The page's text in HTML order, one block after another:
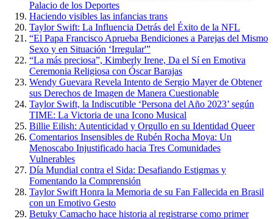
Palacio de los Deportes
Haciendo visibles las infancias trans
Taylor Swift: La Influencia Detrás del Éxito de la NFL
“El Papa Francisco Aprueba Bendiciones a Parejas del Mismo
Sexo y en Situación ‘Irregular'”
“La más preciosa”, Kimberly Irene, Da el Sí en Emotiva
Ceremonia Religiosa con Óscar Barajas
Wendy Guevara Revela Intento de Sergio Mayer de Obtener
sus Derechos de Imagen de Manera Cuestionable
Taylor Swift, la Indiscutible ‘Persona del Año 2023’ según
TIME: La Victoria de una Icono Musical
Billie Eilish: Autenticidad y Orgullo en su Identidad Queer
Comentarios Insensibles de Rubén Rocha Moya: Un
Menoscabo Injustificado hacia Tres Comunidades
Vulnerables
Día Mundial contra el Sida: Desafiando Estigmas y
Fomentando la Comprensión
Taylor Swift Honra la Memoria de su Fan Fallecida en Brasil
con un Emotivo Gesto
Betuky Camacho hace historia al registrarse como primer